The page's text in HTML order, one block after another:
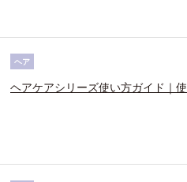
ヘア
ヘアケアシリーズ使い方ガイド｜